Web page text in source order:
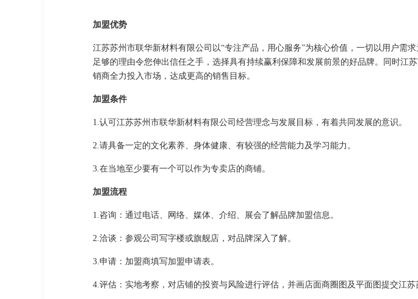
加盟优势
江苏苏州市联华新材料有限公司以“专注产品，用心服务”为核心价值，一切以用户需
足够的理由令您伸出信任之手，选择具有持续赢利保障和发展前景的好品牌。同时
销商全力投入市场，达成更高的销售目标。
加盟条件
1.认可江苏苏州市联华新材料有限公司经营理念与发展目标，有着共同发展的意识。
2.请具备一定的文化素养、身体健康、有较强的经营能力及学习能力。
3.在当地至少要有一个可以作为专卖店的商铺。
加盟流程
1.咨询：通过电话、网络、媒体、介绍、展会了解品牌加盟信息。
2.洽谈：参观公司写字楼或旗舰店，对品牌深入了解。
3.申请：加盟商填写加盟申请表。
4.评估：实地考察，对店铺的投资与风险进行评估，并画店面商圈图及平面图提交江苏